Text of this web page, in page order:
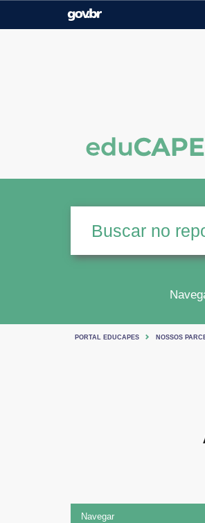
PORTAL EDUCAPES NOSSOS
Navegar